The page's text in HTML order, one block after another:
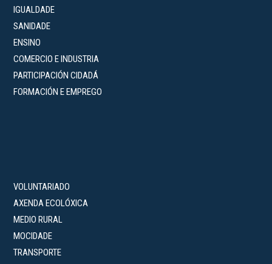
IGUALDADE
SANIDADE
ENSINO
COMERCIO E INDUSTRIA
PARTICIPACIÓN CIDADÁ
FORMACIÓN E EMPREGO
VOLUNTARIADO
AXENDA ECOLÓXICA
MEDIO RURAL
MOCIDADE
TRANSPORTE